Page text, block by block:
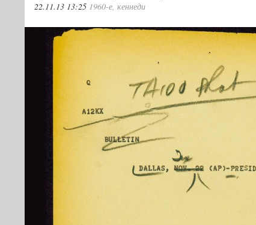
22.11.13 13:25 1960-е, кеннеди